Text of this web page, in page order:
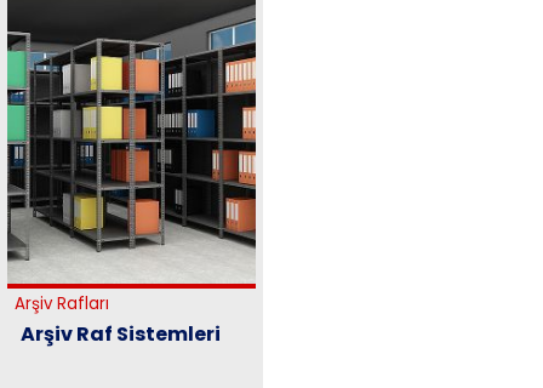
Arşiv Rafları
Arşiv Raf Sistemleri